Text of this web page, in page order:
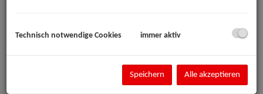
Technisch notwendige Cookies immer aktiv
Speichern Alle akzeptieren